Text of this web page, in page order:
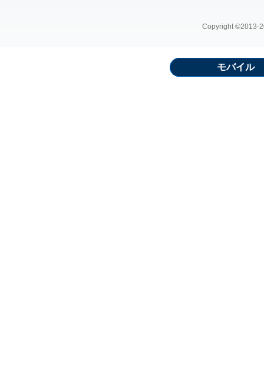
Copyright ©2013-
モバイル